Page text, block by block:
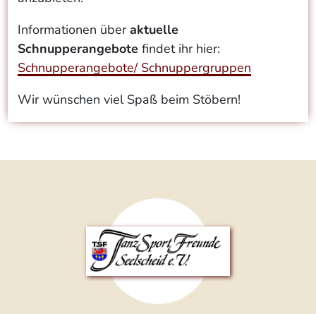
Informationen überaktuelle
Schnupperangebote findet ihr hier:
Schnupperangebote/ Schnuppergruppen
Wir wünschen viel Spaß beim Stöbern!